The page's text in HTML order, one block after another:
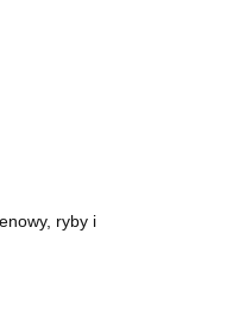
ryby i